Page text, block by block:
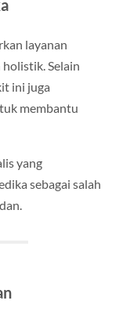
layanan
Selain
ini juga
membantu
yang
sebagai salah